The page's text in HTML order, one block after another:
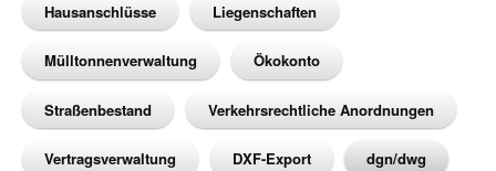
Hausanschlüsse Liegenschaften
Mülltonnenverwaltung Ökokonto
Straßenbestand Verkehrsrechtliche Anordnungen
Vertragsverwaltung DXF-Export dgn/dwg